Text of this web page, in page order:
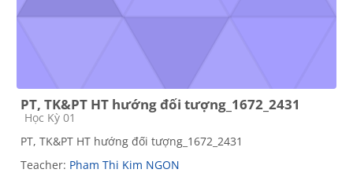
PT, TK&PT HT hướng đối tượng_1672_2431
Course category
Học Kỳ 01
PT, TK&PT HT hướng đối tượng_1672_2431
Teacher: Pham Thi Kim NGON